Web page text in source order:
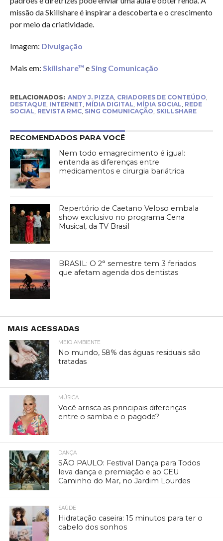
missão da Skillshare é inspirar a descoberta e o crescimento
por meio da criatividade.
Imagem: Divulgação
Mais em: Skillshare™ eSing Comunicação
RELACIONADOS: ANDY J. PIZZA, CRIADORES DE CONTEÚDO,
DESTAQUE, INTERNET, MÍDIA DIGITAL, MÍDIA SOCIAL, REDE
SOCIAL, REVISTA RMC, SING COMUNICAÇÃO, SKILLSHARE
RECOMENDADOS PARA VOCÊ
Nem todo emagrecimento é igual:
entenda as diferenças entre
medicamentos e cirurgia bariátrica
Repertório de Caetano Veloso embala
show exclusivo no programa Cena
Musical, da TV Brasil
BRASIL: O 2° semestre tem 3 feriados
que afetam agenda dos dentistas
MAIS ACESSADAS
MEIO AMBIENTE
No mundo, 58% das águas residuais são
tratadas
MÚSICA
Você arrisca as principais diferenças
entre o samba e o pagode?
DANÇA
SÃO PAULO: Festival Dança para Todos
leva dança e premiação e ao CEU
Caminho do Mar, no Jardim Lourdes
SAÚDE
Hidratação caseira: 15 minutos para ter o
cabelo dos sonhos